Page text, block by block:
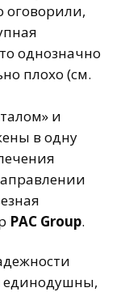
оговорили,
однозначно
плохо (см.
и
в одну
PAC Group.
единодушны,